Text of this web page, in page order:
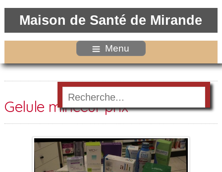
Maison de Santé de Mirande
Menu
Gelule minceur prix